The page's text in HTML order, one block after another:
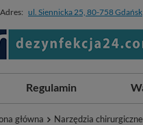
Adres: ul. Siennicka 25, 80-758 Gdańsk
Regulamin
główna Narzędzia chirurgiczne